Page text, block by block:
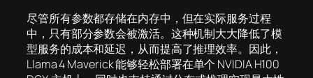
尽管所有参数都存储在内存中，但在实际服务过程
中，只有部分参数会被激活。这种机制大大降低了模
型服务的成本和延迟，从而提高了推理效率。因此，
Llama 4 Maverick 能够轻松部署在单个 NVIDIA H100